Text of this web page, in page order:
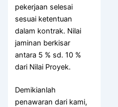
pekerjaan selesai
sesuai ketentuan
dalam kontrak. Nilai
jaminan berkisar
antara 5 % sd. 10 %
dari Nilai Proyek.
Demikianlah
penawaran dari kami,